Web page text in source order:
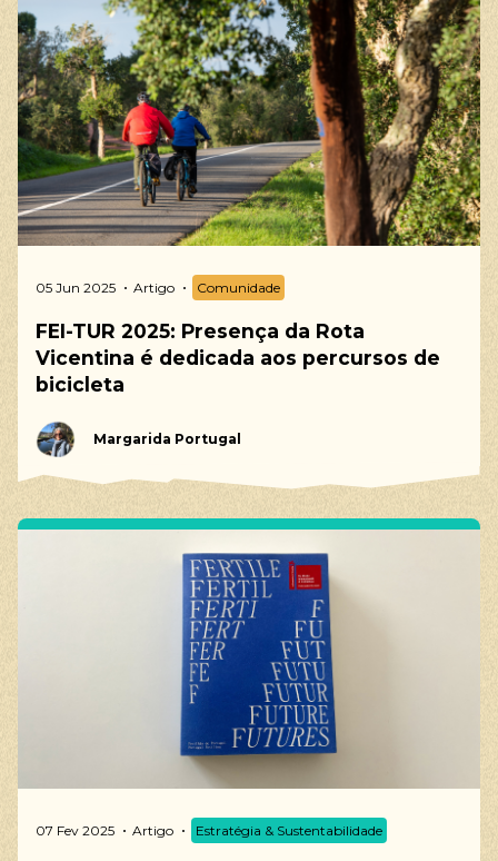
05 Jun 2025 Artigo Comunidade
FEI-TUR 2025: Presença da Rota
Vicentina é dedicada aos percursos de
bicicleta
Margarida Portugal
07 Fev 2025 Artigo Estratégia & Sustentabilidade